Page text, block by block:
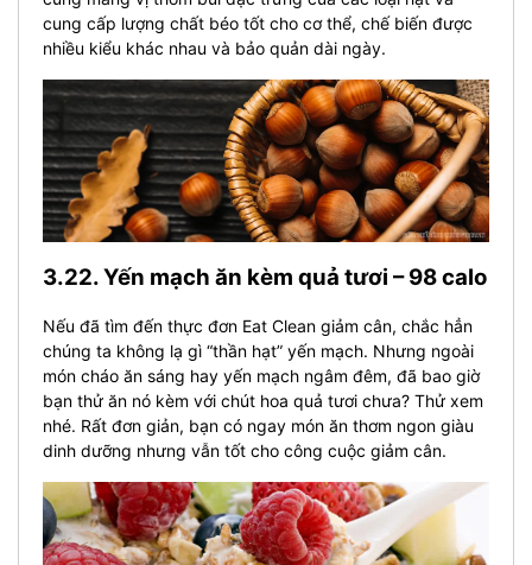
cung cấp lượng chất béo tốt cho cơ thể, chế biến được
nhiều kiểu khác nhau và bảo quản dài ngày.
3.22. Yến mạch ăn kèm quả tươi – 98 calo
Nếu đã tìm đến thực đơn Eat Clean giảm cân, chắc hẳn
chúng ta không lạ gì “thần hạt” yến mạch. Nhưng ngoài
món cháo ăn sáng hay yến mạch ngâm đêm, đã bao giờ
bạn thử ăn nó kèm với chút hoa quả tươi chưa? Thử xem
nhé. Rất đơn giản, bạn có ngay món ăn thơm ngon giàu
dinh dưỡng nhưng vẫn tốt cho công cuộc giảm cân.